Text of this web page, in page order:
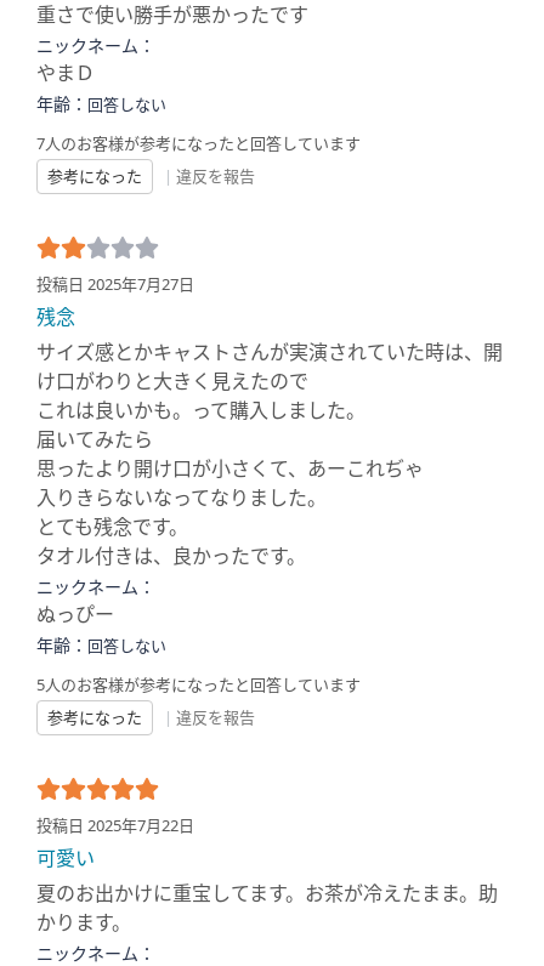
重さで使い勝手が悪かったです
ニックネーム：
やまＤ
年齢： 回答しない
7人のお客様が参考になったと回答しています
参考になった
| 違反を報告
投稿日 2025年7月27日
残念
サイズ感とかキャストさんが実演されていた時は、開
け口がわりと大きく見えたので
これは良いかも。って購入しました。
届いてみたら
思ったより開け口が小さくて、あーこれぢゃ
入りきらないなってなりました。
とても残念です。
タオル付きは、良かったです。
ニックネーム：
ぬっぴー
年齢： 回答しない
5人のお客様が参考になったと回答しています
参考になった
| 違反を報告
投稿日 2025年7月22日
可愛い
夏のお出かけに重宝してます。お茶が冷えたまま。助
かります。
ニックネーム：